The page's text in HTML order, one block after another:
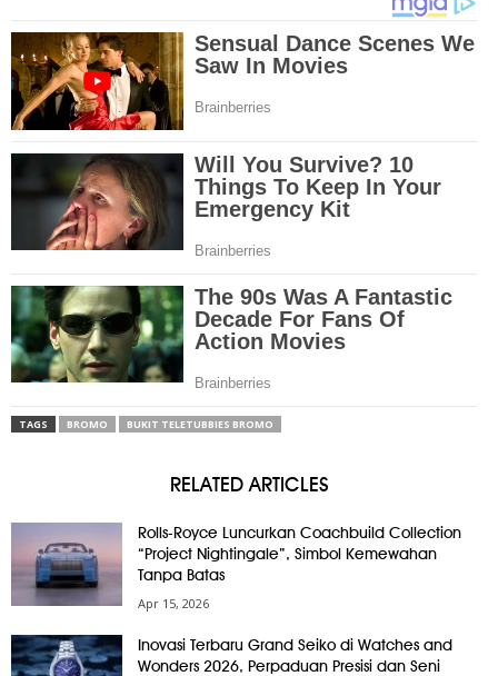
TAGS BROMO BUKIT TELETUBBIES BROMO
RELATED ARTICLES
Rolls-Royce Luncurkan Coachbuild Collection
“Project Nightingale”, Simbol Kemewahan
Tanpa Batas
Apr 15, 2026
Inovasi Terbaru Grand Seiko di Watches and
Wonders 2026, Perpaduan Presisi dan Seni